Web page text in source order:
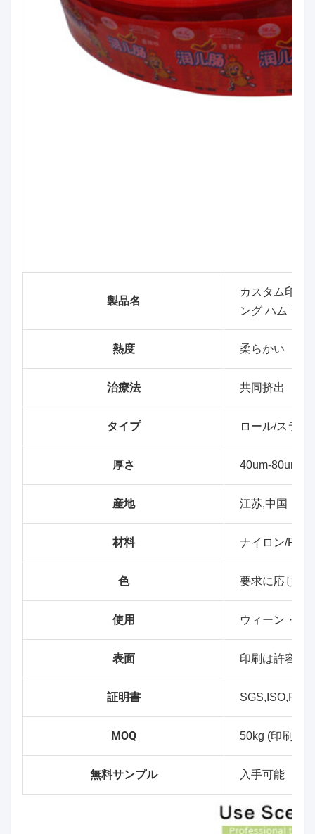
製品名
カスタム印刷
ング ハム ソ
熱度 柔らかい
治療法 共同挤出
タイプ ロール/スライ
厚さ 40um-80um
産地 江苏,中国
材料 ナイロン/PE
色 要求に応じて
使用 ウィーン・ソ
表面 印刷は許容さ
証明書
MOQ 50kg (印刷な
無料サンプル 入手可能